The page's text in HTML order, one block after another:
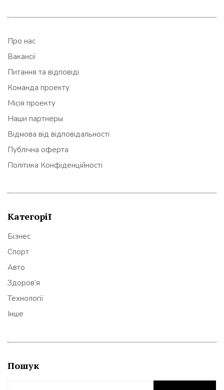
Про нас
Вакансії
Питання та відповіді
Команда проекту
Місія проекту
Наши партнеры
Відмова від відповідальності
Публічна оферта
Політика Конфіденційності
Категорії
Бізнес
Спорт
Авто
Здоров’я
Технології
Інше
Пошук